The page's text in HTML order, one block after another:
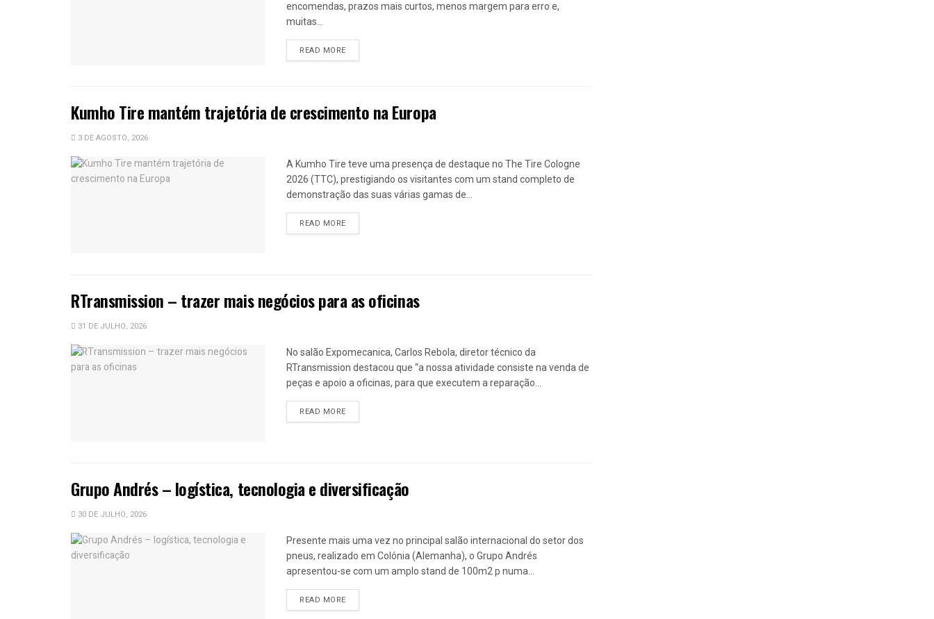
encomendas, prazos mais curtos, menos margem para erro e,
muitas...
READ MOREDETAILS
Kumho Tire mantém trajetória de crescimento na Europa
3 DE AGOSTO, 2026
A Kumho Tire teve uma presença de destaque no The Tire Cologne
2026 (TTC), prestigiando os visitantes com um stand completo de
demonstração das suas várias gamas de...
READ MOREDETAILS
RTransmission – trazer mais negócios para as oficinas
31 DE JULHO, 2026
No salão Expomecanica, Carlos Rebola, diretor técnico da
RTransmission destacou que “a nossa atividade consiste na venda de
peças e apoio a oficinas, para que executem a reparação...
READ MOREDETAILS
Grupo Andrés – logística, tecnologia e diversificação
30 DE JULHO, 2026
Presente mais uma vez no principal salão internacional do setor dos
pneus, realizado em Colónia (Alemanha), o Grupo Andrés
apresentou-se com um amplo stand de 100m2 p numa...
READ MOREDETAILS